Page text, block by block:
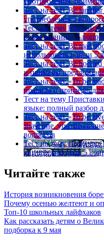
Тест на тему Be familiar
употребления 5
Тест на тему
в чем разница? 5
Тест на тему Be mad
использовать в речи 5
Тест на тему Be hooked
и примеры
Тест на тему «To be
правила и примеры
Тест на тему
языке: полный разбор
Тест на тему «To be
значение,
вопросов
Тест на тему Подборка
английский язык 5
Читайте также
История возникновения
Почему осенью желтеют и
Топ-10 школьных лайфхаков
Как рассказать детям о
подборка к 9 мая